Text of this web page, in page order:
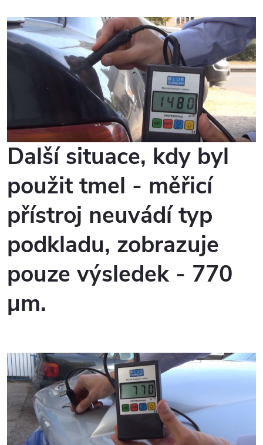
Další situace, kdy byl
použit tmel - měřicí
přístroj neuvádí typ
podkladu, zobrazuje
pouze výsledek - 770
µm.